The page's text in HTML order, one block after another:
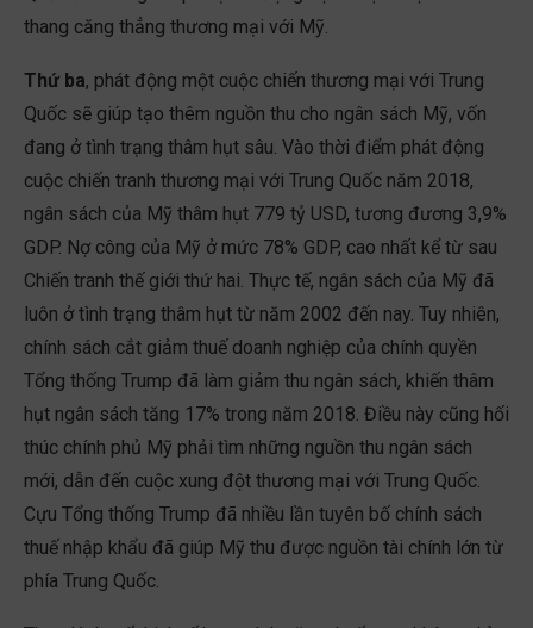
thang căng thẳng thương mại với Mỹ.
Thứ ba, phát động một cuộc chiến thương mại với Trung
Quốc sẽ giúp tạo thêm nguồn thu cho ngân sách Mỹ, vốn
đang ở tình trạng thâm hụt sâu. Vào thời điểm phát động
cuộc chiến tranh thương mại với Trung Quốc năm 2018,
ngân sách của Mỹ thâm hụt 779 tỷ USD, tương đương 3,9%
GDP. Nợ công của Mỹ ở mức 78% GDP, cao nhất kể từ sau
Chiến tranh thế giới thứ hai. Thực tế, ngân sách của Mỹ đã
luôn ở tình trạng thâm hụt từ năm 2002 đến nay. Tuy nhiên,
chính sách cắt giảm thuế doanh nghiệp của chính quyền
Tổng thống Trump đã làm giảm thu ngân sách, khiến thâm
hụt ngân sách tăng 17% trong năm 2018. Điều này cũng hối
thúc chính phủ Mỹ phải tìm những nguồn thu ngân sách
mới, dẫn đến cuộc xung đột thương mại với Trung Quốc.
Cựu Tổng thống Trump đã nhiều lần tuyên bố chính sách
thuế nhập khẩu đã giúp Mỹ thu được nguồn tài chính lớn từ
phía Trung Quốc.